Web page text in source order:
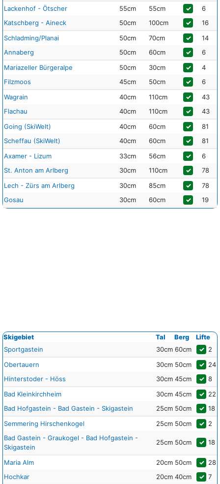
Lackenhof - Ötscher
55cm 55cm ✓
6
Katschberg - Aineck
50cm 100cm ✓
16
Schladming/Planai
50cm 70cm ✓
14
Annaberg
50cm 60cm ✓
6
Mariazeller Bürgeralpe
50cm 30cm ✓
4
Filzmoos
45cm 50cm ✓
6
Wagrain
40cm 110cm ✓
43
Flachau
40cm 110cm ✓
43
Going (SkiWelt)
40cm 60cm ✓
81
Scheffau (SkiWelt)
40cm 60cm ✓
81
Axamer - Lizum
33cm 56cm ✓
6
St. Anton am Arlberg
30cm 110cm ✓
78
Lech - Zürs am Arlberg
30cm 85cm ✓
78
Gosau
30cm 60cm ✓ 19
Skigebiet Tal Berg
Lifte
Sportgastein
30cm 60cm ✓ 2
Obertauern
30cm 50cm ✓ 24
Hinterstoder - Höss
30cm 45cm ✓ 8
Bad Kleinkirchheim
30cm 45cm ✓ 22
Bad Hofgastein - Bad Gastein - Skigastein
25cm 50cm ✓ 18
Semmering Hirschenkogel
25cm 50cm ✓ 2
Bad Gastein - Graukogel - Bad Hofgastein -
Skigastein
25cm 50cm ✓ 18
Maria Alm 20cm 50cm ✓ 28
Hochkar
20cm 40cm ✓ 7